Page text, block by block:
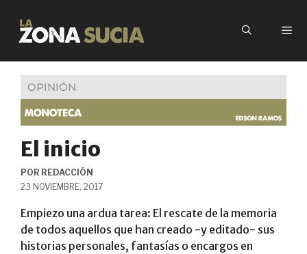
OPINIÓN
El inicio
POR REDACCIÓN
23 NOVIEMBRE, 2017
Empiezo una ardua tarea: El rescate de la memoria
de todos aquellos que han creado -y editado- sus
historias personales, fantasías o encargos en